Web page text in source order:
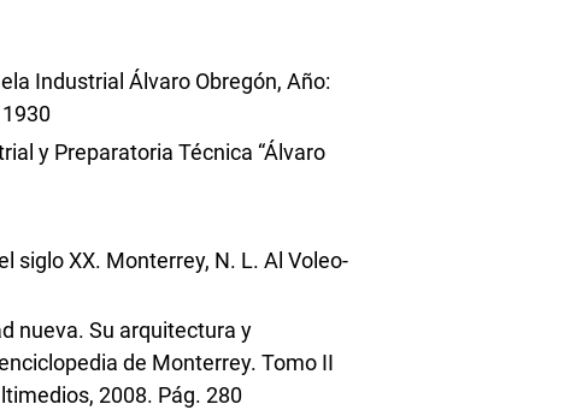
Industrial Álvaro Obregón, Año:
y Preparatoria Técnica “Álvaro
siglo XX. Monterrey, N. L. Al Voleo-
nueva. Su arquitectura y
de Monterrey. Tomo II
2008. Pág. 280